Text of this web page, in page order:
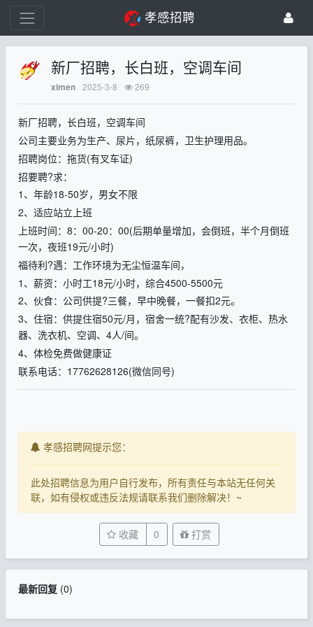
孝感招聘
新厂招聘，长白班，空调车间
ximen 2025-3-8 269
新厂招聘，长白班，空调车间
公司主要业务为生产、尿片，纸尿裤，卫生护理用品。
招聘岗位：拖货(有叉车证)
招要聘?求：
1、年龄18-50岁，男女不限
2、适应站立上班
上班时间：8：00-20：00(后期单量增加，会倒班，半个月倒班
一次，夜班19元/小时)
福待利?遇：工作环境为无尘恒温车间，
1、薪资：小时工18元/小时，综合4500-5500元
2、伙食：公司供提?三餐，早中晚餐，一餐扣2元。
3、住宿：供提住宿50元/月，宿舍一统?配有沙发、衣柜、热水
器、洗衣机、空调、4人/间。
4、体检免费做健康证
联系电话：17762628126(微信同号)
孝感招聘网提示您：
此处招聘信息为用户自行发布，所有责任与本站无任何关
联，如有侵权或违反法规请联系我们删除解决！~
收藏 0 打赏
最新回复(0)